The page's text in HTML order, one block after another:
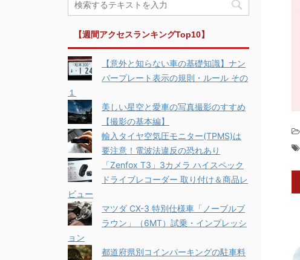
【週間アクセスランキングTop10】
【意外と知らない車の基礎知識】ナン
バープレート表示の規則・ルール その
１
美しい星空と愛車の写真撮影のすすめ
【撮影の基本編】
輸入タイヤ空気圧モニター(TPMS)は
要注意！電波法違反の恐れあり
「Zenfox T3」3カメラ ハイスペック
ドライブレコーダー 取り付け＆商品レ
ビュー
マツダ CX-3 特別仕様車「ノーブルブ
ラウン」（6MT）試乗・インプレッシ
ョン
都道府県別コインパーキングの駐車料